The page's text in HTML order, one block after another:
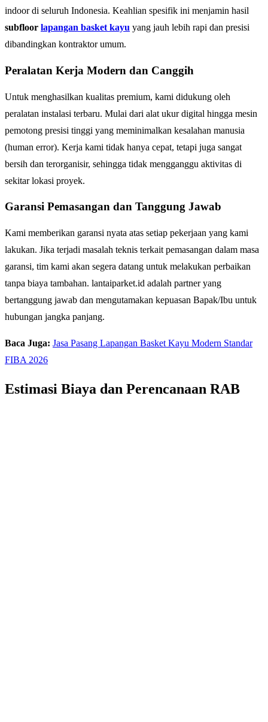
indoor di seluruh Indonesia. Keahlian spesifik ini menjamin hasil
subfloor lapangan basket kayu yang jauh lebih rapi dan presisi
dibandingkan kontraktor umum.
Peralatan Kerja Modern dan Canggih
Untuk menghasilkan kualitas premium, kami didukung oleh
peralatan instalasi terbaru. Mulai dari alat ukur digital hingga mesin
pemotong presisi tinggi yang meminimalkan kesalahan manusia
(human error). Kerja kami tidak hanya cepat, tetapi juga sangat
bersih dan terorganisir, sehingga tidak mengganggu aktivitas di
sekitar lokasi proyek.
Garansi Pemasangan dan Tanggung Jawab
Kami memberikan garansi nyata atas setiap pekerjaan yang kami
lakukan. Jika terjadi masalah teknis terkait pemasangan dalam masa
garansi, tim kami akan segera datang untuk melakukan perbaikan
tanpa biaya tambahan. lantaiparket.id adalah partner yang
bertanggung jawab dan mengutamakan kepuasan Bapak/Ibu untuk
hubungan jangka panjang.
Baca Juga: Jasa Pasang Lapangan Basket Kayu Modern Standar
FIBA 2026
Estimasi Biaya dan Perencanaan RAB